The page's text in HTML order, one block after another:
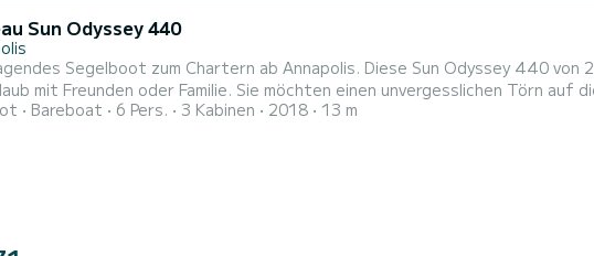
Sun Odyssey 440
Segelboot zum Chartern ab Annapolis. Diese Sun Odyssey 440
mit Freunden oder Familie. Sie möchten einen unvergesslichen Törn auf
Sie können mit bis zu 6 Personen an Bord kommen und die 3
Bareboat 6 Pers. 3 Kabinen 2018 13 m